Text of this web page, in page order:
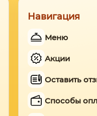
Навигация
Меню
Акции
Оставить
Способы